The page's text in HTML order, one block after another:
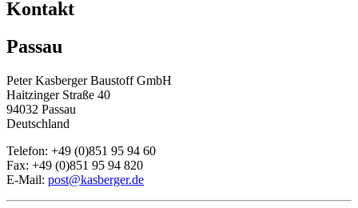
Kontakt
Passau
Peter Kasberger Baustoff GmbH
Haitzinger Straße 40
94032 Passau
Deutschland
Telefon: +49 (0)851 95 94 60
Fax: +49 (0)851 95 94 820
E-Mail: post@kasberger.de